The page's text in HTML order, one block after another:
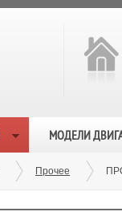
МОДЕЛИ
Прочее